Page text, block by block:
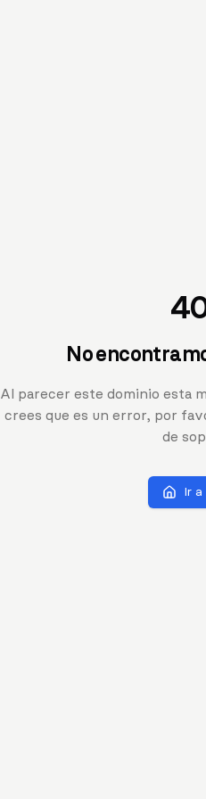
No
Al parecer este dominio esta
crees que es un error, por
de
Ir